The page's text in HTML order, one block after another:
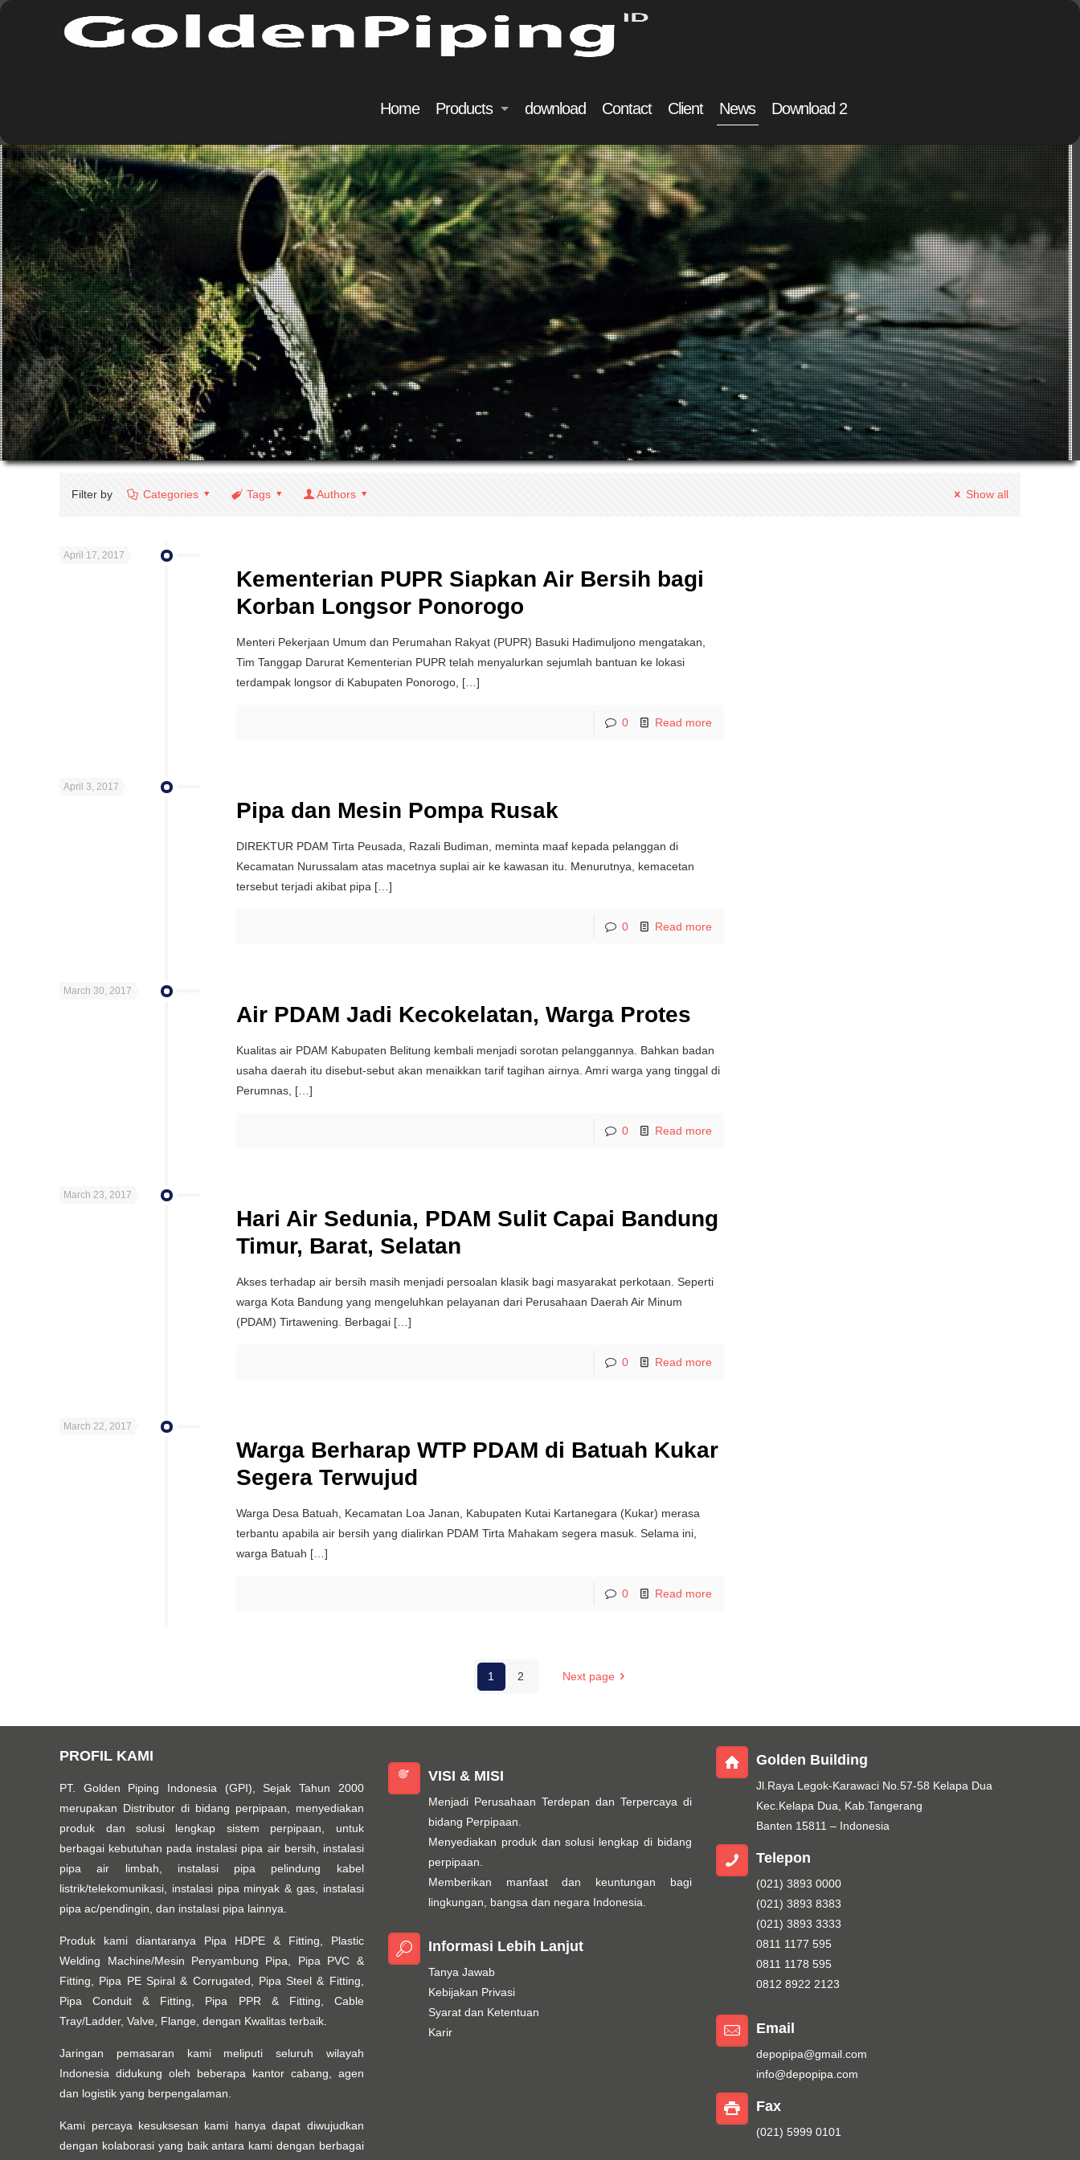
Home Products download Contact Client News Download 2
Filter by Categories Tags Authors Show all
April 17, 2017
Kementerian PUPR Siapkan Air Bersih bagi
Korban Longsor Ponorogo
Menteri Pekerjaan Umum dan Perumahan Rakyat (PUPR) Basuki Hadimuljono mengatakan,
Tim Tanggap Darurat Kementerian PUPR telah menyalurkan sejumlah bantuan ke lokasi
terdampak longsor di Kabupaten Ponorogo, […]
0 Read more
April 3, 2017
Pipa dan Mesin Pompa Rusak
DIREKTUR PDAM Tirta Peusada, Razali Budiman, meminta maaf kepada pelanggan di
Kecamatan Nurussalam atas macetnya suplai air ke kawasan itu. Menurutnya, kemacetan
tersebut terjadi akibat pipa […]
0 Read more
March 30, 2017
Air PDAM Jadi Kecokelatan, Warga Protes
Kualitas air PDAM Kabupaten Belitung kembali menjadi sorotan pelanggannya. Bahkan badan
usaha daerah itu disebut-sebut akan menaikkan tarif tagihan airnya. Amri warga yang tinggal di
Perumnas, […]
0 Read more
March 23, 2017
Hari Air Sedunia, PDAM Sulit Capai Bandung
Timur, Barat, Selatan
Akses terhadap air bersih masih menjadi persoalan klasik bagi masyarakat perkotaan. Seperti
warga Kota Bandung yang mengeluhkan pelayanan dari Perusahaan Daerah Air Minum
(PDAM) Tirtawening. Berbagai […]
0 Read more
March 22, 2017
Warga Berharap WTP PDAM di Batuah Kukar
Segera Terwujud
Warga Desa Batuah, Kecamatan Loa Janan, Kabupaten Kutai Kartanegara (Kukar) merasa
terbantu apabila air bersih yang dialirkan PDAM Tirta Mahakam segera masuk. Selama ini,
warga Batuah […]
0 Read more
1 2 Next page
PROFIL KAMI
PT. Golden Piping Indonesia (GPI), Sejak Tahun 2000
merupakan Distributor di bidang perpipaan, menyediakan
produk dan solusi lengkap sistem perpipaan, untuk
berbagai kebutuhan pada instalasi pipa air bersih, instalasi
pipa air limbah, instalasi pipa pelindung kabel
listrik/telekomunikasi, instalasi pipa minyak & gas, instalasi
pipa ac/pendingin, dan instalasi pipa lainnya.
Produk kami diantaranya Pipa HDPE & Fitting, Plastic
Welding Machine/Mesin Penyambung Pipa, Pipa PVC &
Fitting, Pipa PE Spiral & Corrugated, Pipa Steel & Fitting,
Pipa Conduit & Fitting, Pipa PPR & Fitting, Cable
Tray/Ladder, Valve, Flange, dengan Kwalitas terbaik.
Jaringan pemasaran kami meliputi seluruh wilayah
Indonesia didukung oleh beberapa kantor cabang, agen
dan logistik yang berpengalaman.
Kami percaya kesuksesan kami hanya dapat diwujudkan
dengan kolaborasi yang baik antara kami dengan berbagai
VISI & MISI
Menjadi Perusahaan Terdepan dan Terpercaya di
bidang Perpipaan.
Menyediakan produk dan solusi lengkap di bidang
perpipaan.
Memberikan manfaat dan keuntungan bagi
lingkungan, bangsa dan negara Indonesia.
Informasi Lebih Lanjut
Tanya Jawab
Kebijakan Privasi
Syarat dan Ketentuan
Karir
Golden Building
Jl.Raya Legok-Karawaci No.57-58 Kelapa Dua
Kec.Kelapa Dua, Kab.Tangerang
Banten 15811 – Indonesia
Telepon
(021) 3893 0000
(021) 3893 8383
(021) 3893 3333
0811 1177 595
0811 1178 595
0812 8922 2123
Email
depopipa@gmail.com
info@depopipa.com
Fax
(021) 5999 0101